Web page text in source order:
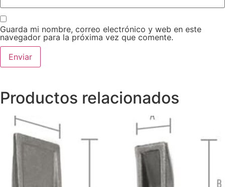
Guarda mi nombre, correo electrónico y web en este
navegador para la próxima vez que comente.
Productos relacionados